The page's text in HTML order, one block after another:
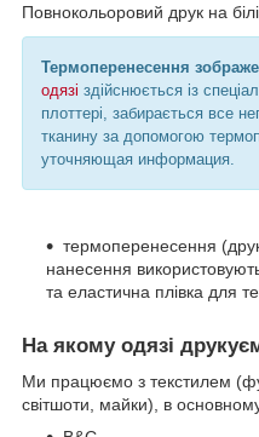
Повнокольоровий друк на
Термоперенесення
одязі здійснюється із
плоттері, забирається все
тканину за допомогою
уточняющая информация.
термоперенесення
нанесення
та еластична плівка для
На якому одязі
Ми працюємо з текстилем
світшоти, майки), в